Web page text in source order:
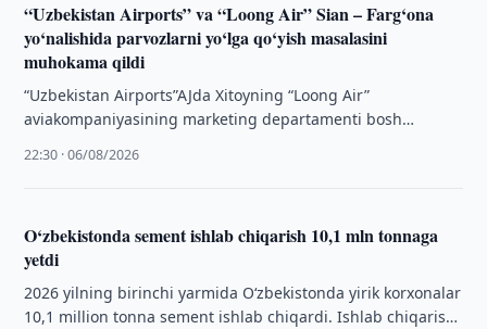
“Uzbekistan Airports” va “Loong Air” Sian – Farg‘ona
yo‘nalishida parvozlarni yo‘lga qo‘yish masalasini
muhokama qildi
“Uzbekistan Airports”AJda Xitoyning “Loong Air”
aviakompaniyasining marketing departamenti bosh
uchrashuv bo‘lib o‘tdi.
22:30 · 06/08/2026
O‘zbekistonda sement ishlab chiqarish 10,1 mln tonnaga
yetdi
2026 yilning birinchi yarmida O‘zbekistonda yirik korxonalar
10,1 million tonna sement ishlab chiqardi. Ishlab chiqarish